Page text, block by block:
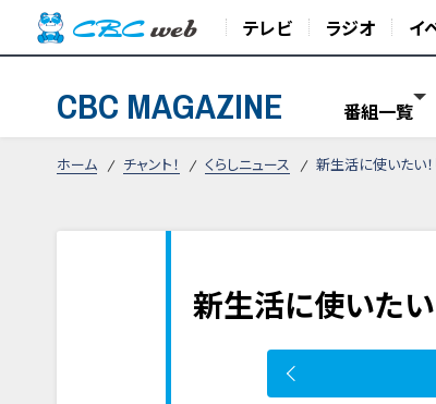
テレビ ラジオ イ
CBC MAGAZINE 番組一覧
ホーム チャント！ くらしニュース 新生活に使いたい！
新生活に使いたい